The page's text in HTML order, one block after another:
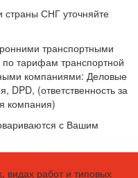
страны СНГ уточняйте
транспортными
тарифам транспортной
компаниями: Деловые
(ответственность за
компания)
с Вашим
видах работ и типовых